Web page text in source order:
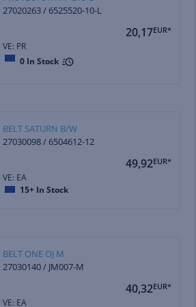
27020263 / 6525520-10-L
20,17EUR*
VE: PR
0 In Stock
BELT SATURN B/W
27030098 / 6504612-12
49,92EUR*
VE: EA
15+ In Stock
BELT ONE OJ M
27030140 / JM007-M
40,32EUR*
VE: EA